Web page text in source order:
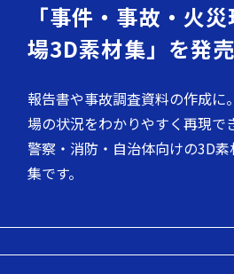
「事件・事故・火
場3D素材集」を発売
報告書や事故調査資料の作成に
場の状況をわかりやすく再現で
警察・消防・自治体向けの3D素
集です。